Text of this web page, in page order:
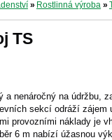
» Rostlinná výroba »
TS
a nenáročný na údržbu,
sekcí odráží zájem
provozními náklady je
6 m nabízí úžasnou